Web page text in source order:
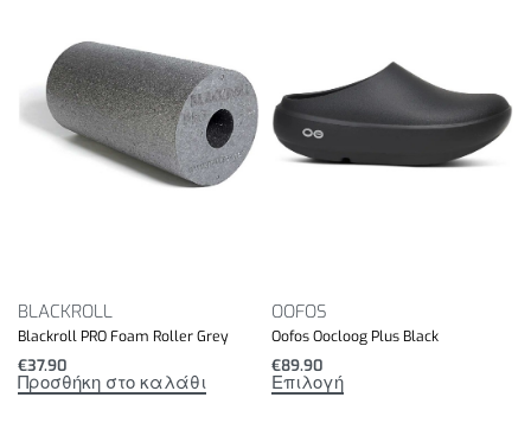
Υγιεινή:
άοσμο
ανθεντικό στο νερό
εύκολο πλύσιμο
απολυμαίνεται εύκολα
BLACKROLL
Blackroll PRO Foam Roller Grey
€37.90
Προσθήκη στο καλάθι
OOFOS
Oofos Oocloog Plus Black
€89.90
Επιλογή